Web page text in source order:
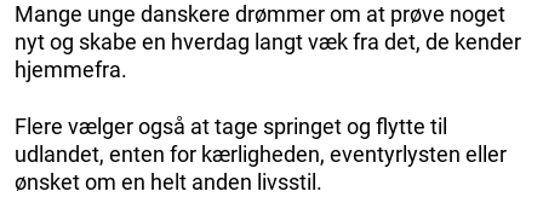
Mange unge danskere drømmer om at prøve noget
nyt og skabe en hverdag langt væk fra det, de kender
hjemmefra.
Flere vælger også at tage springet og flytte til
udlandet, enten for kærligheden, eventyrlysten eller
ønsket om en helt anden livsstil.